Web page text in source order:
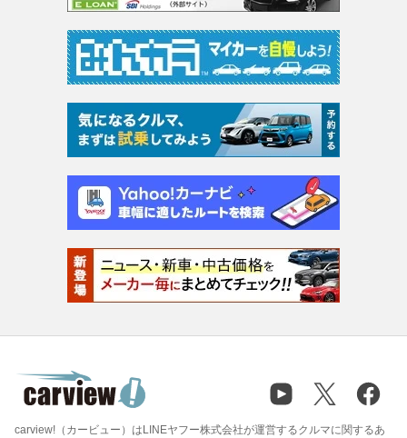
carview!（カービュー）はLINEヤフー株式会社が運営するクルマに関するあ